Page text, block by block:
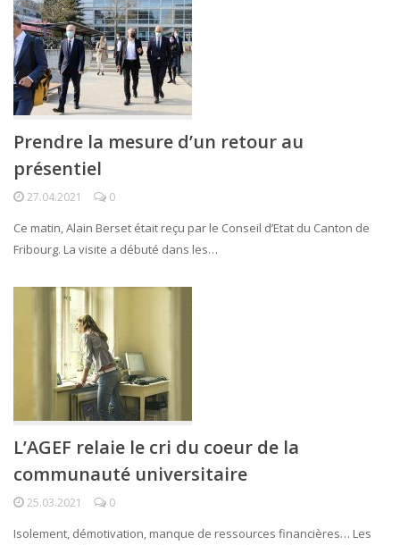
Prendre la mesure d’un retour au
présentiel
27.04.2021 0
Ce matin, Alain Berset était reçu par le Conseil d’Etat du Canton de
Fribourg. La visite a débuté dans les…
L’AGEF relaie le cri du coeur de la
communauté universitaire
25.03.2021 0
Isolement, démotivation, manque de ressources financières… Les